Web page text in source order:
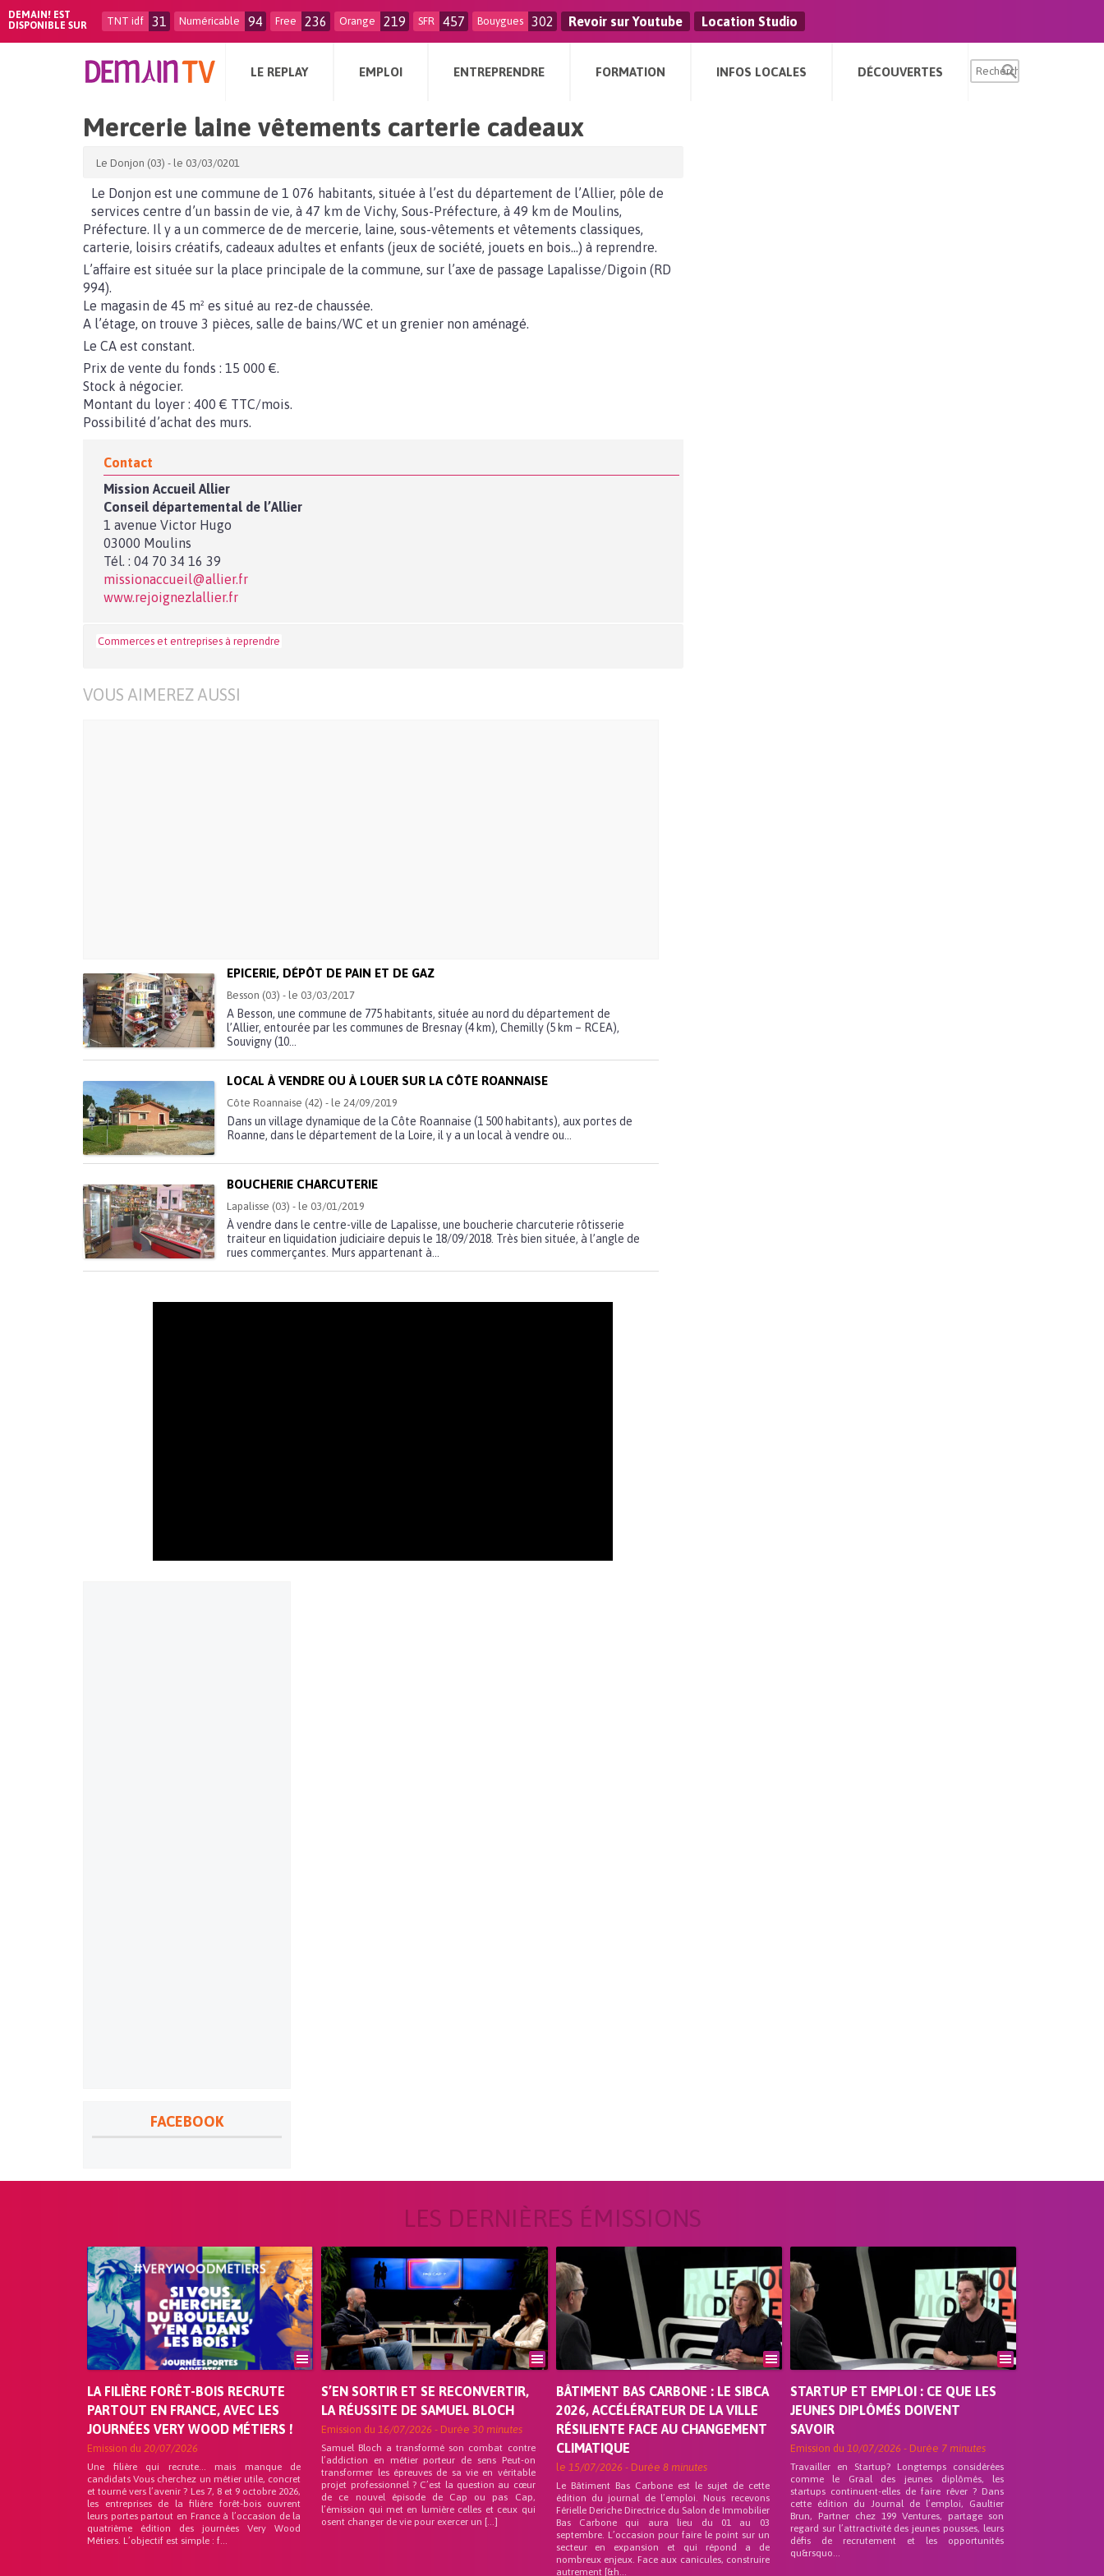
DEMAIN! EST
DISPONIBLE SUR
TNT idf 31 Numéricable 94 Free 236 Orange 219 SFR 457 Bouygues 302 Revoir sur Youtube Location Studio
LE REPLAY EMPLOI ENTREPRENDRE FORMATION INFOS LOCALES DÉCOUVERTES
Mercerie laine vêtements carterie cadeaux
Le Donjon (03) - le 03/03/0201
Le Donjon est une commune de 1 076 habitants, située à l’est du département de l’Allier, pôle de
services centre d’un bassin de vie, à 47 km de Vichy, Sous-Préfecture, à 49 km de Moulins,
Préfecture. Il y a un commerce de de mercerie, laine, sous-vêtements et vêtements classiques,
carterie, loisirs créatifs, cadeaux adultes et enfants (jeux de société, jouets en bois…) à reprendre.
L’affaire est située sur la place principale de la commune, sur l’axe de passage Lapalisse/Digoin (RD
994).
Le magasin de 45 m² es situé au rez-de chaussée.
A l’étage, on trouve 3 pièces, salle de bains/WC et un grenier non aménagé.
Le CA est constant.
Prix de vente du fonds : 15 000 €.
Stock à négocier.
Montant du loyer : 400 € TTC/mois.
Possibilité d’achat des murs.
Contact
Mission Accueil Allier
Conseil départemental de l’Allier
1 avenue Victor Hugo
03000 Moulins
Tél. : 04 70 34 16 39
missionaccueil@allier.fr
www.rejoignezlallier.fr
Commerces et entreprises à reprendre
VOUS AIMEREZ AUSSI
EPICERIE, DÉPÔT DE PAIN ET DE GAZ
Besson (03) - le 03/03/2017
A Besson, une commune de 775 habitants, située au nord du département de
l’Allier, entourée par les communes de Bresnay (4 km), Chemilly (5 km – RCEA),
Souvigny (10...
LOCAL À VENDRE OU À LOUER SUR LA CÔTE ROANNAISE
Côte Roannaise (42) - le 24/09/2019
Dans un village dynamique de la Côte Roannaise (1 500 habitants), aux portes de
Roanne, dans le département de la Loire, il y a un local à vendre ou...
BOUCHERIE CHARCUTERIE
Lapalisse (03) - le 03/01/2019
À vendre dans le centre-ville de Lapalisse, une boucherie charcuterie rôtisserie
traiteur en liquidation judiciaire depuis le 18/09/2018. Très bien située, à l’angle de
rues commerçantes. Murs appartenant à...
FACEBOOK
LES DERNIÈRES ÉMISSIONS
LA FILIÈRE FORÊT-BOIS RECRUTE
PARTOUT EN FRANCE, AVEC LES
JOURNÉES VERY WOOD MÉTIERS !
Emission du 20/07/2026
Une filière qui recrute… mais manque de
candidats Vous cherchez un métier utile, concret
et tourné vers l’avenir ? Les 7, 8 et 9 octobre 2026,
les entreprises de la filière forêt-bois ouvrent
leurs portes partout en France à l’occasion de la
quatrième édition des journées Very Wood
Métiers. L’objectif est simple : f...
S’EN SORTIR ET SE RECONVERTIR,
LA RÉUSSITE DE SAMUEL BLOCH
Emission du16/07/2026 - Durée30 minutes
Samuel Bloch a transformé son combat contre
l’addiction en métier porteur de sens Peut-on
transformer les épreuves de sa vie en véritable
projet professionnel ? C’est la question au cœur
de ce nouvel épisode de Cap ou pas Cap,
l’émission qui met en lumière celles et ceux qui
osent changer de vie pour exercer un […]
BÂTIMENT BAS CARBONE : LE SIBCA
2026, ACCÉLÉRATEUR DE LA VILLE
RÉSILIENTE FACE AU CHANGEMENT
CLIMATIQUE
le 15/07/2026 - Durée 8 minutes
Le Bâtiment Bas Carbone est le sujet de cette
édition du journal de l’emploi. Nous recevons
Férielle Deriche Directrice du Salon de Immobilier
Bas Carbone qui aura lieu du 01 au 03
septembre. L’occasion pour faire le point sur un
secteur en expansion et qui répond a de
nombreux enjeux. Face aux canicules, construire
autrement [&h...
STARTUP ET EMPLOI : CE QUE LES
JEUNES DIPLÔMÉS DOIVENT
SAVOIR
Emission du 10/07/2026 - Durée 7 minutes
Travailler en Startup? Longtemps considérées
comme le Graal des jeunes diplômés, les
startups continuent-elles de faire rêver ? Dans
cette édition du Journal de l’emploi, Gaultier
Brun, Partner chez 199 Ventures, partage son
regard sur l’attractivité des jeunes pousses, leurs
défis de recrutement et les opportunités
qu&rsquo...